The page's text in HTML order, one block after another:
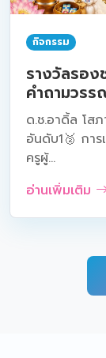
กิจกรรม
รางวัลรอง
คำถามวร
ด.ช.อาดิ้ล โส
อันดับ1🥈 กา
ครูผู้...
อ่านเพิ่มเติม